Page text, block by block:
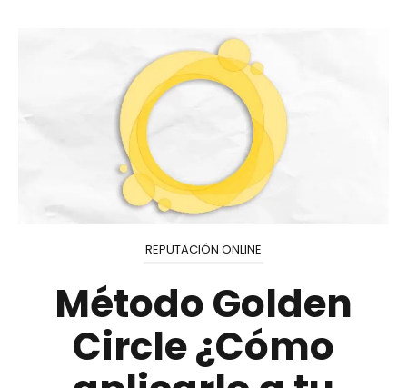
REPUTACIÓN ONLINE
Método Golden
Circle ¿Cómo